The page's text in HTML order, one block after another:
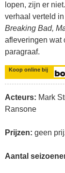
lopen, zijn er
verhaal verteld
Breaking Bad,
afleveringen wat
paragraaf.
Koop online bij
Acteurs: Mark
Ransone
Prijzen: geen
Aantal